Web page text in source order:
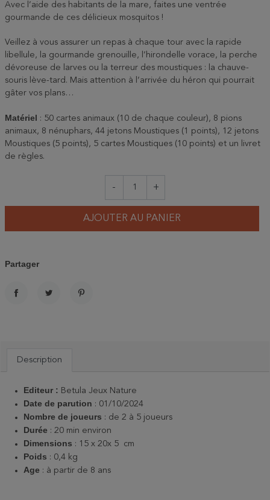
Avec l’aide des habitants de la mare, faites une ventrée
gourmande de ces délicieux mosquitos !
Veillez à vous assurer un repas à chaque tour avec la rapide
libellule, la gourmande grenouille, l’hirondelle vorace, la perche
dévoreuse de larves ou la terreur des moustiques : la chauve-
souris lève-tard. Mais attention à l’arrivée du héron qui pourrait
gâter vos plans…
Matériel : 50 cartes animaux (10 de chaque couleur), 8 pions
animaux, 8 nénuphars, 44 jetons Moustiques (1 points), 12 jetons
Moustiques (5 points), 5 cartes Moustiques (10 points) et un livret
de règles.
- +
AJOUTER AU PANIER
Partager
Description
Editeur : Betula Jeux Nature
Date de parution : 01/10/2024
Nombre de joueurs : de 2 à 5 joueurs
Durée : 20 min environ
Dimensions : 15 x 20x 5 cm
Poids : 0,4 kg
Age : à partir de 8 ans